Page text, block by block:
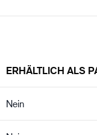
ERHÄLTLICH ALS
Nein